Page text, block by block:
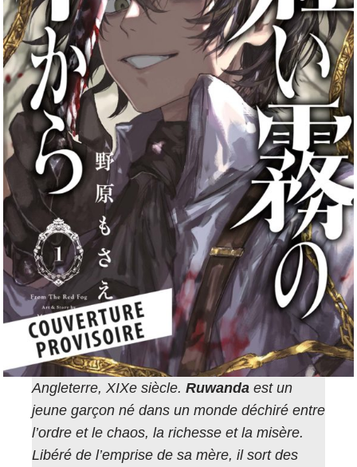
Angleterre, XIXe siècle. Ruwandaest un
jeune garçon né dans un monde déchiré entre
l’ordre et le chaos, la richesse et la misère.
Libéré de l’emprise de sa mère, il sort des